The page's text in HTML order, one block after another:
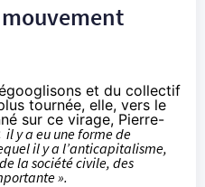
et du collectif
tournée, elle, vers le
sur ce virage, Pierre-
il y a eu une forme de
il y a l’anticapitalisme,
la société civile, des
».